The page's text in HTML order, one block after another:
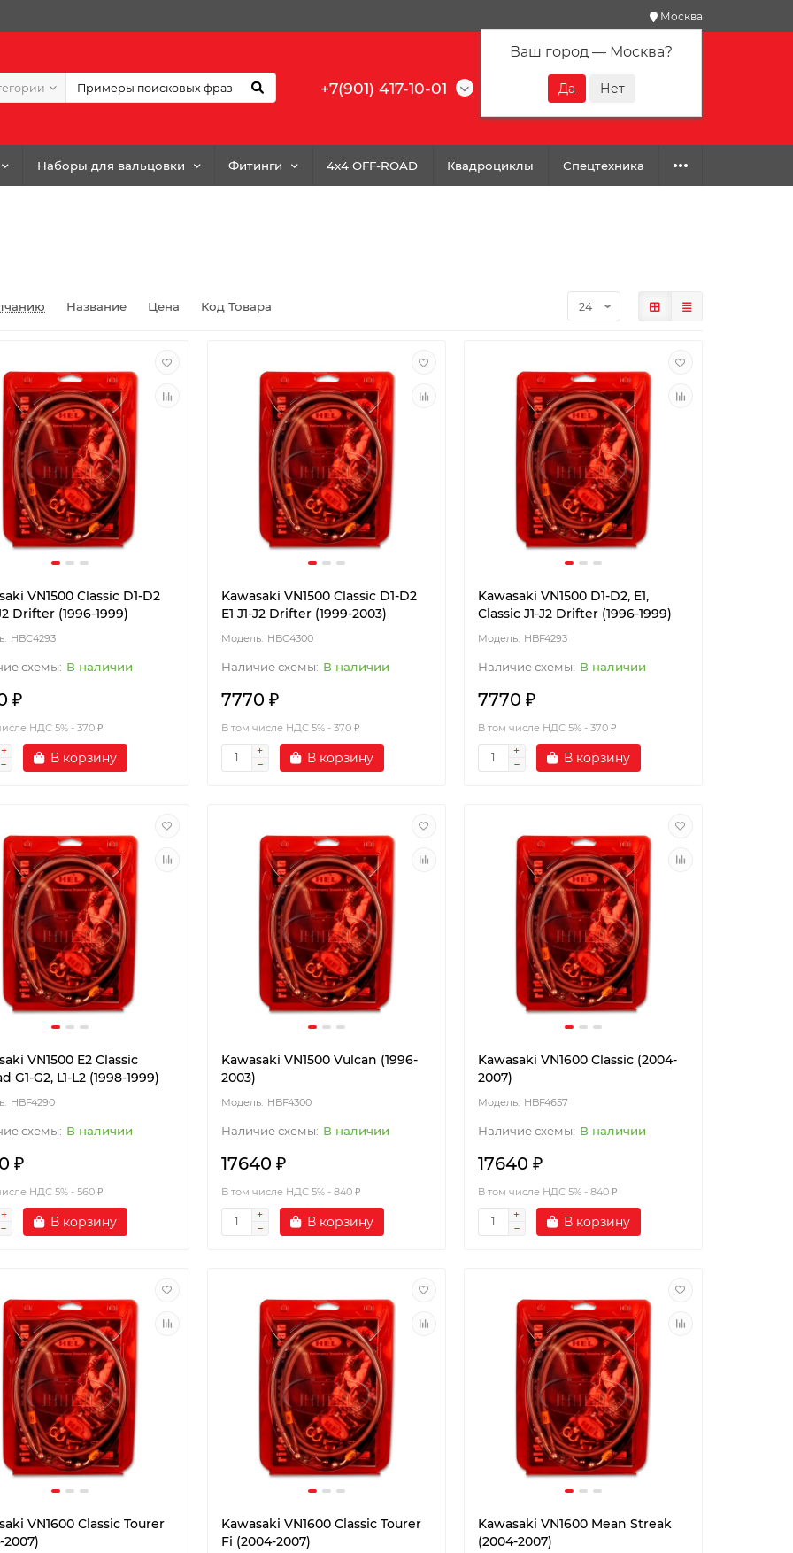
Москва
Ваш город — Москва?
+7(901) 417-10-01
Наборы для вальцовки Фитинги 4x4 OFF-ROAD Квадроциклы Спецтехника
Название Цена Код Товара
VN1500 Classic D1-D2
Drifter (1996-1999)
HBC4293
В наличии
₽
НДС 5% - 370 ₽
В корзину
Kawasaki VN1500 Classic D1-D2
E1 J1-J2 Drifter (1999-2003)
HBC4300
В наличии
7770 ₽
В том числе НДС 5% - 370 ₽
В корзину
Kawasaki VN1500 D1-D2, E1,
Classic J1-J2 Drifter (1996-1999)
HBF4293
В наличии
7770 ₽
В том числе НДС 5% - 370 ₽
В корзину
VN1500 E2 Classic
G1-G2, L1-L2 (1998-1999)
HBF4290
В наличии
₽
НДС 5% - 560 ₽
В корзину
Kawasaki VN1500 Vulcan (1996-
2003)
HBF4300
В наличии
17640 ₽
В том числе НДС 5% - 840 ₽
В корзину
Kawasaki VN1600 Classic (2004-
2007)
HBF4657
В наличии
17640 ₽
В том числе НДС 5% - 840 ₽
В корзину
VN1600 Classic Tourer
2007)
Kawasaki VN1600 Classic Tourer
Fi (2004-2007)
Kawasaki VN1600 Mean Streak
(2004-2007)